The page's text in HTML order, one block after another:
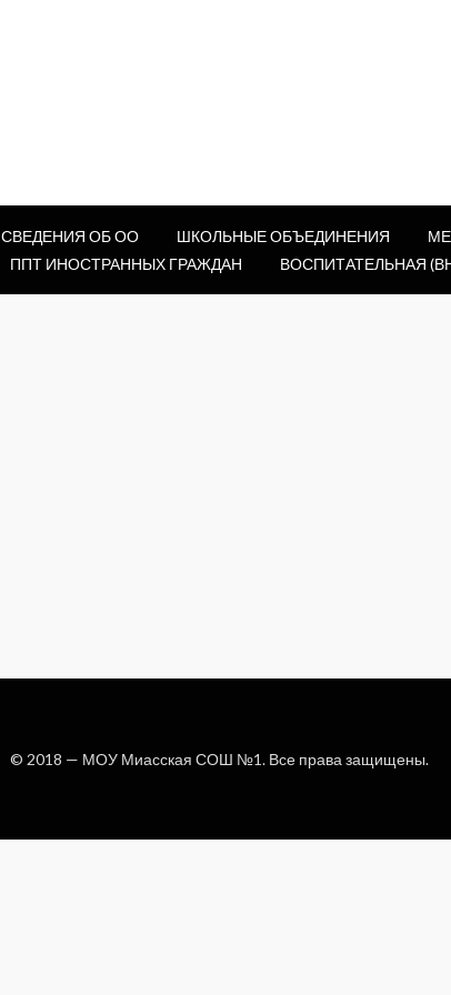
СВЕДЕНИЯ ОБ ОО ШКОЛЬНЫЕ ОБЪЕДИНЕНИЯ
ППТ ИНОСТРАННЫХ ГРАЖДАН ВОСПИТАТЕЛЬНАЯ
© 2018 — МОУ Миасская СОШ №1. Все права защищены.